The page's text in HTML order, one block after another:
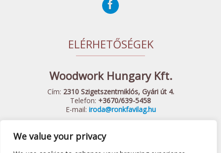
We value your privacy
ELÉRHETŐSÉGEK
Woodwork Hungary Kft.
Cím: 2310 Szigetszentmiklós, Gyári út 4.
Telefon: +3670/639-5458
E-mail: iroda@ronkfavilag.hu
© 2015 Woodwork Hungary Kft. - Minden Jog Fenntartva